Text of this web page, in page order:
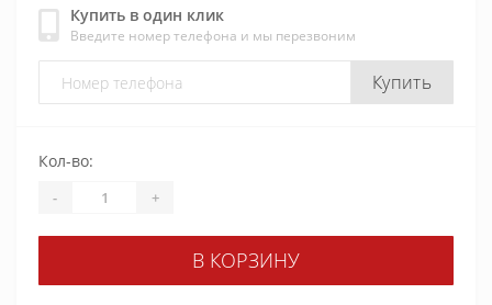
Купить в один клик
Введите номер телефона и мы перезвоним
Купить
Кол-во:
- +
В КОРЗИНУ